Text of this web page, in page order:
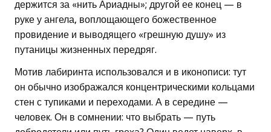
держится за «нить Ариадны»; другой ее конец — в
руке у ангела, воплощающего божественное
провидение и выводящего «грешную душу» из
путаницы жизненных передряг.
Мотив лабиринта использовался и в иконописи: тут
он обычно изображался концентрическими кольцами
стен с тупиками и переходами. А в середине —
человек. Он в сомнении: что выбрать — путь